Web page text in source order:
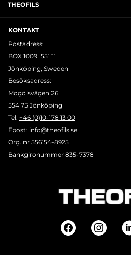
THEOFILS
KONTAKT
Postadress:
BOX 1009 551 11
Jönköping, Sweden
Besöksadress:
Mogölsvägen 26
554 75 Jönköping
Tel: +46 (0)10-178 13 00
Epost: info@theofils.se
Org. nr 556154-8925
Bankgironummer 835-7378